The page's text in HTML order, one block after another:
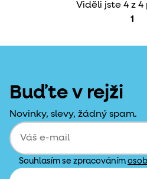
Viděli jste 4 z
1
Buďte v rejži
Novinky, slevy, žádný spam.
Souhlasím se zpracováním